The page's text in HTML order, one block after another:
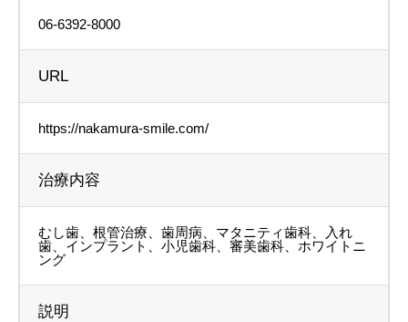
06-6392-8000
URL
https://nakamura-smile.com/
治療内容
むし歯、根管治療、歯周病、マタニティ歯科、入れ
歯、インプラント、小児歯科、審美歯科、ホワイトニ
ング
説明